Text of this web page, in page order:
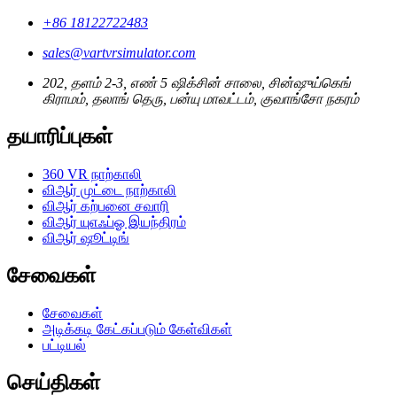
+86 18122722483
sales@vartvrsimulator.com
202, தளம் 2-3, எண் 5 ஷிக்சின் சாலை, சின்ஷுய்கெங்
கிராமம், தலாங் தெரு, பன்யு மாவட்டம், குவாங்சோ நகரம்
தயாரிப்புகள்
360 VR நாற்காலி
விஆர் முட்டை நாற்காலி
விஆர் கற்பனை சவாரி
விஆர் யுஎஃப்ஓ இயந்திரம்
விஆர் ஷூட்டிங்
சேவைகள்
சேவைகள்
அடிக்கடி கேட்கப்படும் கேள்விகள்
பட்டியல்
செய்திகள்